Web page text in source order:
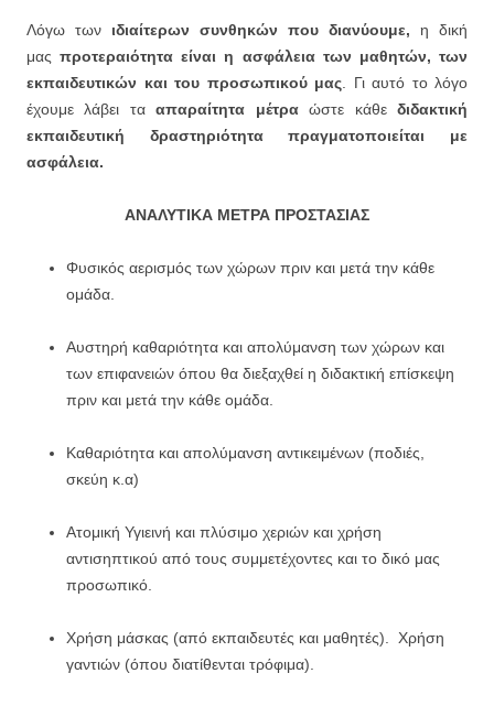
Λόγω των ιδιαίτερων συνθηκών που διανύουμε, η δική
μαςπροτεραιότητα είναι η ασφάλεια των μαθητών, των
εκπαιδευτικών και του προσωπικού μας . Γι αυτό το λόγο
έχουμε λάβει τααπαραίτητα μέτραώστε κάθεδιδακτική
εκπαιδευτική δραστηριότητα πραγματοποιείται με
ασφάλεια.
ΑΝΑΛΥΤΙΚΑ ΜΕΤΡΑ ΠΡΟΣΤΑΣΙΑΣ
Φυσικός αερισμός των χώρων πριν και μετά την κάθε
ομάδα.
Αυστηρή καθαριότητα και απολύμανση των χώρων και
των επιφανειών όπου θα διεξαχθεί η διδακτική επίσκεψη
πριν και μετά την κάθε ομάδα.
Καθαριότητα και απολύμανση αντικειμένων (ποδιές,
σκεύη κ.α)
Ατομική Υγιεινή και πλύσιμο χεριών και χρήση
αντισηπτικού από τους συμμετέχοντες και το δικό μας
προσωπικό.
Χρήση μάσκας (από εκπαιδευτές και μαθητές). Χρήση
γαντιών (όπου διατίθενται τρόφιμα).